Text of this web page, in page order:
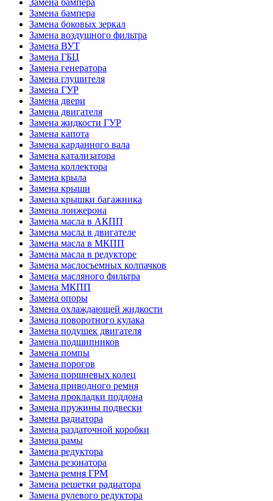
Замена бампера
Замена бампера
Замена боковых зеркал
Замена воздушного фильтра
Замена ВУТ
Замена ГБЦ
Замена генератора
Замена глушителя
Замена ГУР
Замена двери
Замена двигателя
Замена жидкости ГУР
Замена капота
Замена карданного вала
Замена катализатора
Замена коллектора
Замена крыла
Замена крыши
Замена крышки багажника
Замена лонжерона
Замена масла в АКПП
Замена масла в двигателе
Замена масла в МКПП
Замена масла в редукторе
Замена маслосъемных колпачков
Замена масляного фильтра
Замена МКПП
Замена опоры
Замена охлаждающей жидкости
Замена поворотного кулака
Замена подушек двигателя
Замена подшипников
Замена помпы
Замена порогов
Замена поршневых колец
Замена приводного ремня
Замена прокладки поддона
Замена пружины подвески
Замена радиатора
Замена раздаточной коробки
Замена рамы
Замена редуктора
Замена резонатора
Замена ремня ГРМ
Замена решетки радиатора
Замена рулевого редуктора